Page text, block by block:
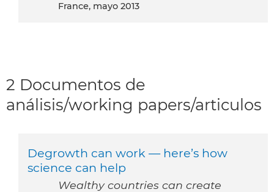
France, mayo 2013
2 Documentos de
análisis/working papers/articulos
Degrowth can work — here’s how
science can help
Wealthy countries can create